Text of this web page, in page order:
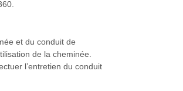
et du conduit de
de la cheminée.
l’entretien du conduit